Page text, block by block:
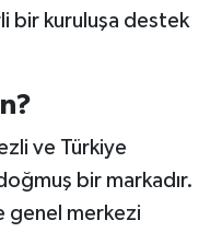
bir kuruluşa destek
ve Türkiye
bir markadır.
genel merkezi